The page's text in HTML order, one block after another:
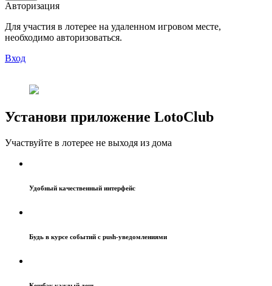
Авторизация
Для участия в лотерее на удаленном игровом месте,
необходимо авторизоваться.
Вход
Установи приложение LotoClub
Участвуйте в лотерее не выходя из дома
Удобный качественный интерфейс
Будь в курсе событий с push-уведомлениями